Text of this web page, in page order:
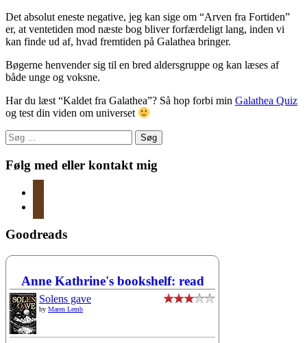
Det absolut eneste negative, jeg kan sige om “Arven fra Fortiden”
er, at ventetiden mod næste bog bliver forfærdeligt lang, inden vi
kan finde ud af, hvad fremtiden på Galathea bringer.
Bøgerne henvender sig til en bred aldersgruppe og kan læses af
både unge og voksne.
Har du læst “Kaldet fra Galathea”? Så hop forbi min Galathea Quiz
og test din viden om universet
Søg
efter:
Følg med eller kontakt mig
Goodreads
Anne Kathrine's bookshelf: read
Solens gave
by Maren Lemb